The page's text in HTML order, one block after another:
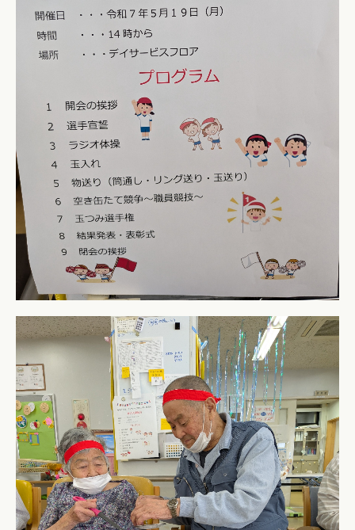
理学療法士・作業療法士（正社員）
地域貢献活動
人材育成 未来への取組み
福祉局
福祉局コラム